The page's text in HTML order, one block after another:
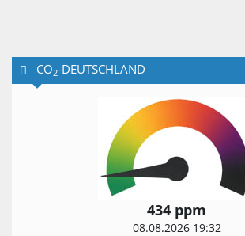
CO2-DEUTSCHLAND
434 ppm
08.08.2026 19:32